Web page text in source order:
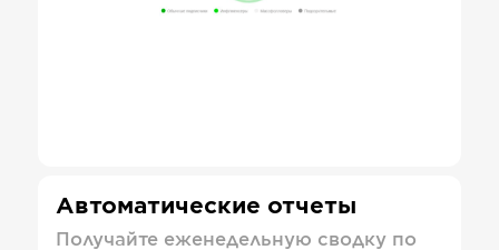
Автоматические отчеты
Получайте еженедельную сводку по